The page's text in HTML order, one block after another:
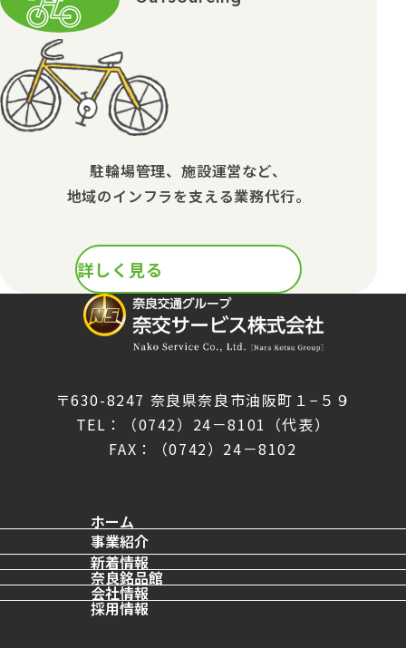
駐輪場管理、施設運営など、
地域のインフラを支える業務代行。
詳しく見る
〒630-8247 奈良県奈良市油阪町１−５９
TEL：（0742）24－8101（代表）
FAX：（0742）24－8102
ホーム
事業紹介
店舗事業
宣伝印刷事業
宣伝印刷事業トップ
車外広告
外販事業
受託事業
新着情報
奈良銘品館
会社情報
採用情報